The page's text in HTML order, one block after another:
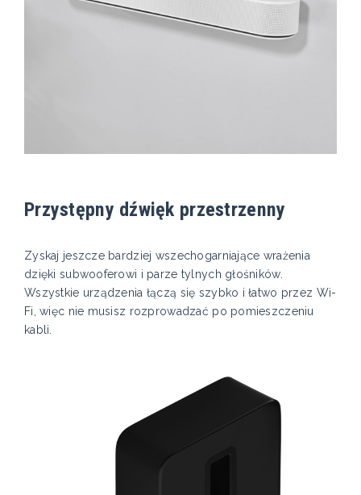
Przystępny dźwięk przestrzenny
Zyskaj jeszcze bardziej wszechogarniające wrażenia
dzięki subwooferowi i parze tylnych głośników.
Wszystkie urządzenia łączą się szybko i łatwo przez Wi-
Fi, więc nie musisz rozprowadzać po pomieszczeniu
kabli.